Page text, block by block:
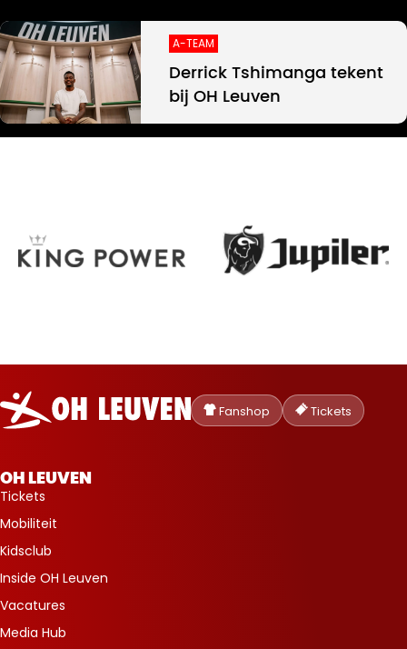
A-TEAM
Derrick Tshimanga tekent
bij OH Leuven
Oud-
Heverlee
Leuven
Fanshop Tickets
OH LEUVEN
Tickets
Mobiliteit
Kidsclub
Inside OH Leuven
Vacatures
Media Hub